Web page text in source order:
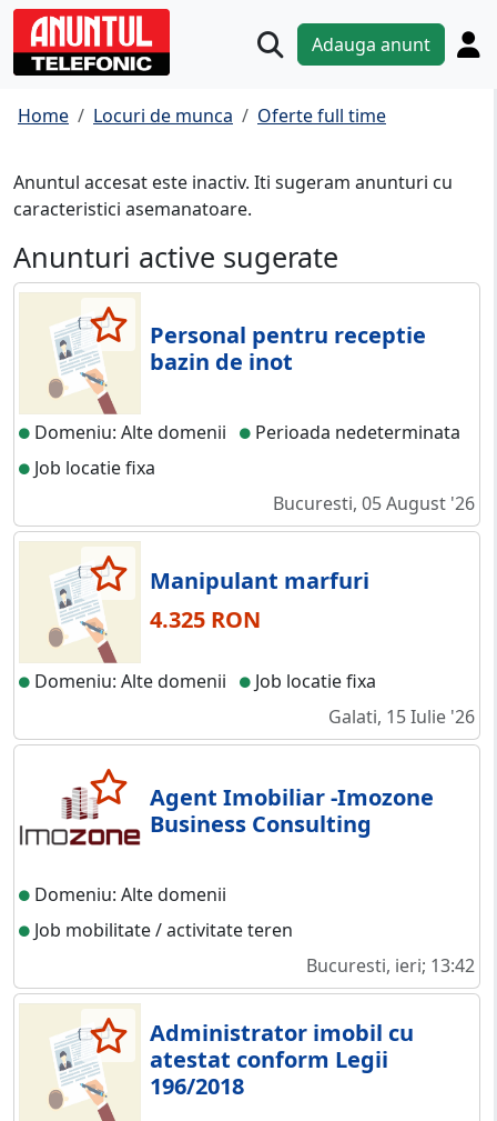
Adauga anunt
Home Locuri de munca Oferte full time
Anuntul accesat este inactiv. Iti sugeram anunturi cu
caracteristici asemanatoare.
Anunturi active sugerate
Personal pentru receptie
bazin de inot
Domeniu: Alte domenii
Perioada nedeterminata
Job locatie fixa
Bucuresti, 05 August '26
Manipulant marfuri
4.325 RON
Domeniu: Alte domenii
Job locatie fixa
Galati, 15 Iulie '26
Agent Imobiliar -Imozone
Business Consulting
Domeniu: Alte domenii
Job mobilitate / activitate teren
Bucuresti, ieri; 13:42
Administrator imobil cu
atestat conform Legii
196/2018